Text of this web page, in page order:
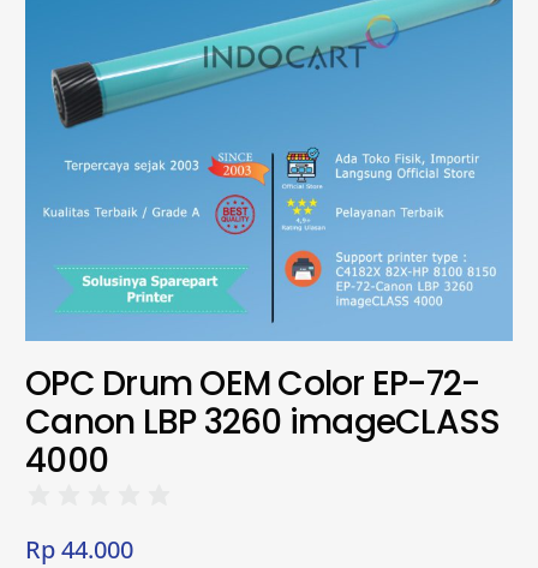
OPC Drum OEM Color EP-72-
Canon LBP 3260 imageCLASS
4000
Rp44.000